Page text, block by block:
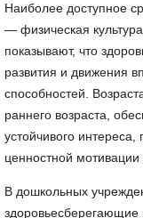
Наиболее доступное
— физическая
показывают, что
развития и движения
способностей.
раннего возраста,
устойчивого
ценностной мотивации
В дошкольных
здоровьесберегающие